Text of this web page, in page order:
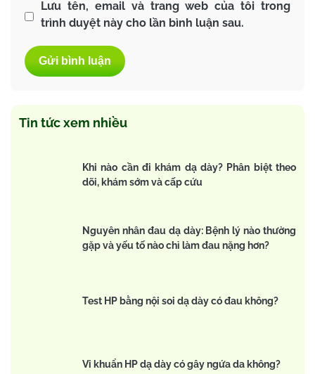
Lưu tên, email và trang web của tôi trong
trình duyệt này cho lần bình luận sau.
Tin tức xem nhiều
Khi nào cần đi khám dạ dày? Phân biệt theo
dõi, khám sớm và cấp cứu
Nguyên nhân đau dạ dày: Bệnh lý nào thường
gặp và yếu tố nào chỉ làm đau nặng hơn?
Test HP bằng nội soi dạ dày có đau không?
Vi khuẩn HP dạ dày có gây ngứa da không?